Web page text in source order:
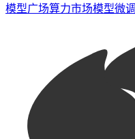
模型广场算力市场模型微调